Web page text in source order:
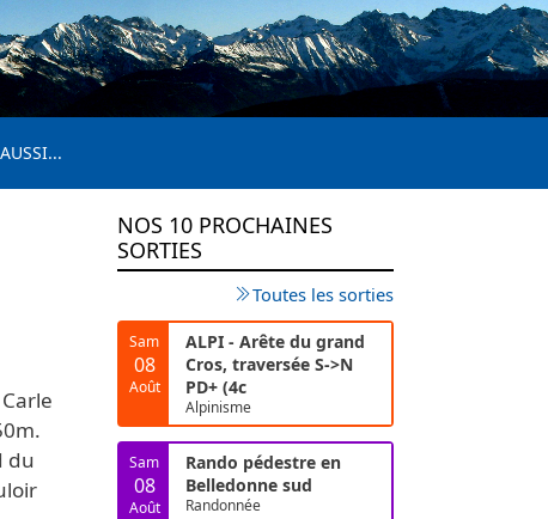
du
NOS 10 PROCHAINES
SORTIES
Toutes les sorties
Sam
08
Août
ALPI - Arête du grand
Cros, traversée S->N
PD+ (4c
Alpinisme
Sam
08
Août
Rando pédestre en
Belledonne sud
Randonnée